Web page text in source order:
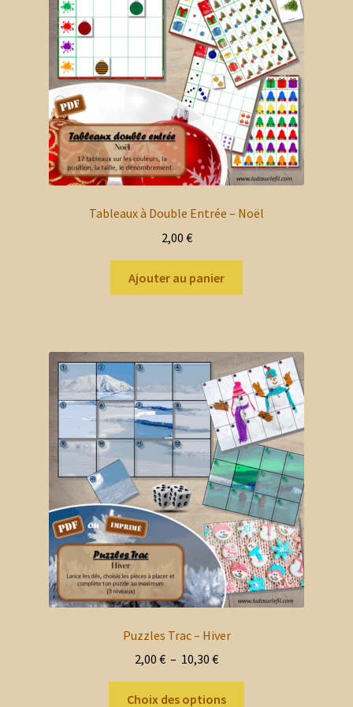
être
choisies
sur
la
page
du
produit
Tableaux à Double Entrée – Noël
2,00 €
Ajouter au panier
Puzzles Trac – Hiver
2,00 € – 10,30 €Plage
de
prix :
Choix des options